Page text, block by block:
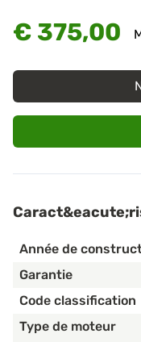
€ 375,00
Année de
Garantie
Code classification
Type de moteur